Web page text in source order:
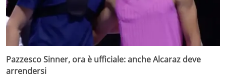
Pazzesco Sinner, ora è ufficiale: anche Alcaraz deve
arrendersi